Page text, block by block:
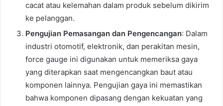
cacat atau kelemahan dalam produk sebelum dikirim
ke pelanggan.
Pengujian Pemasangan dan Pengencangan: Dalam
industri otomotif, elektronik, dan perakitan mesin,
force gauge ini digunakan untuk memeriksa gaya
yang diterapkan saat mengencangkan baut atau
komponen lainnya. Pengujian gaya ini memastikan
bahwa komponen dipasang dengan kekuatan yang